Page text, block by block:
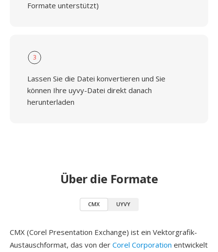
Formate unterstützt)
3
Lassen Sie die Datei konvertieren und Sie
können Ihre uyvy-Datei direkt danach
herunterladen
Über die Formate
CMX UYVY
CMX (Corel Presentation Exchange) ist ein Vektorgrafik-
Austauschformat, das von der Corel Corporation entwickelt